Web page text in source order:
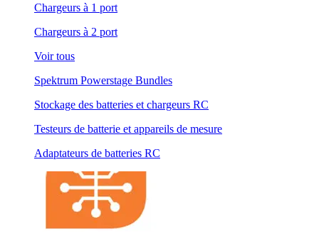
Chargeurs à 1 port
Chargeurs à 2 port
Voir tous
Spektrum Powerstage Bundles
Stockage des batteries et chargeurs RC
Testeurs de batterie et appareils de mesure
Adaptateurs de batteries RC